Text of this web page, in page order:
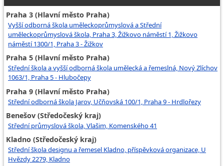
Praha 3 (Hlavní město Praha)
Vyšší odborná škola uměleckoprůmyslová a Střední
uměleckoprůmyslová škola, Praha 3, Žižkovo náměstí 1, Žižkovo
náměstí 1300/1, Praha 3 - Žižkov
Praha 5 (Hlavní město Praha)
Střední škola a vyšší odborná škola umělecká a řemeslná, Nový Zlíchov
1063/1, Praha 5 - Hlubočepy
Praha 9 (Hlavní město Praha)
Střední odborná škola Jarov, Učňovská 100/1, Praha 9 - Hrdlořezy
Benešov (Středočeský kraj)
Střední průmyslová škola, Vlašim, Komenského 41
Kladno (Středočeský kraj)
Střední škola designu a řemesel Kladno, příspěvková organizace, U
Hvězdy 2279, Kladno